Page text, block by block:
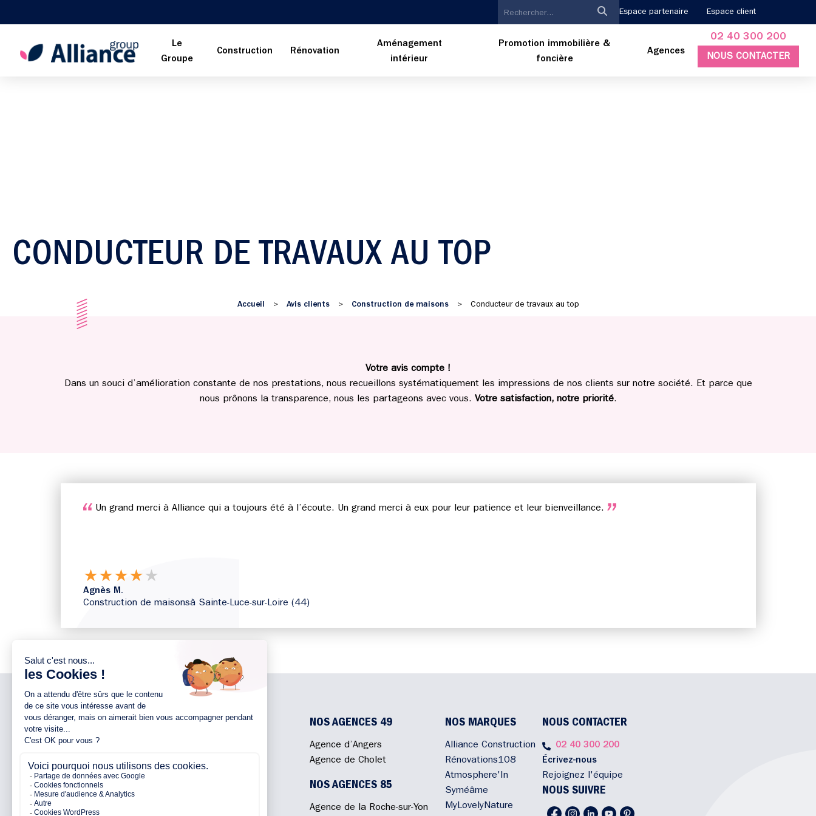
Espace partenaire Espace client
Le
Groupe
Construction Rénovation
Aménagement
intérieur
Promotion immobilière &
foncière
Agences
02 40 300 200
NOUS CONTACTER
CONDUCTEUR DE TRAVAUX AU TOP
Accueil > Avis clients > Construction de maisons > Conducteur de travaux au top
Votre avis compte !
Dans un souci d’amélioration constante de nos prestations, nous recueillons systématiquement les impressions de nos clients sur notre société. Et parce que
nous prônons la transparence, nous les partageons avec vous. Votre satisfaction, notre priorité.
Un grand merci à Alliance qui a toujours été à l’écoute. Un grand merci à eux pour leur patience et leur bienveillance.
★★★★★
Agnès M.
Construction de maisonsà Sainte-Luce-sur-Loire (44)
NOTRE ENTREPRISE
Notre entreprise
Nos engagements
Nos partenaires
Avis clients
NOS AGENCES 44
Agence de Nantes
NOS AGENCES 49
Agence d’Angers
Agence de Cholet
NOS AGENCES 85
Agence de la Roche-sur-Yon
NOS MARQUES
Alliance Construction
Rénovations108
Atmosphere'In
Syméâme
MyLovelyNature
NOUS CONTACTER
02 40 300 200
Écrivez-nous
Rejoignez l'équipe
NOUS SUIVRE